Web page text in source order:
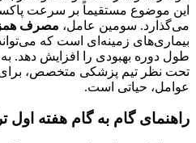
این موضوع مستقیماً بر سرعت
می‌گذارد. سومین عامل، مصرف
بیماری‌های زمینه‌ای است که
طول دوره بهبودی را افزایش دهد.
تحت نظر تیم پزشکی متخصص، برای
عوامل، حیاتی است.
راهنمای گام به گام هفته اول